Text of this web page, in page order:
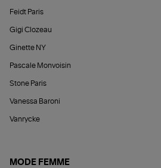
Feidt Paris
Gigi Clozeau
Ginette NY
Pascale Monvoisin
Stone Paris
Vanessa Baroni
Vanrycke
MODE FEMME